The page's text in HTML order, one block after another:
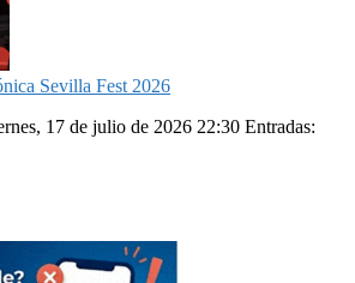
Sevilla Fest 2026
17 de julio de 2026 22:30 Entradas: